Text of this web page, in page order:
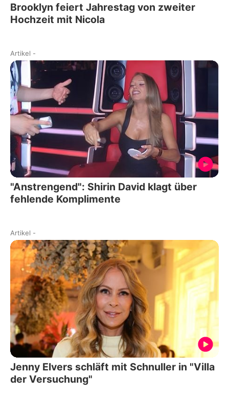
Brooklyn feiert Jahrestag von zweiter
Hochzeit mit Nicola
Artikel -
"Anstrengend": Shirin David klagt über
fehlende Komplimente
Artikel -
Jenny Elvers schläft mit Schnuller in "Villa
der Versuchung"